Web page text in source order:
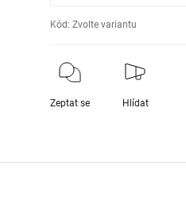
Kód: Zvolte variantu
Zeptat se Hlídat